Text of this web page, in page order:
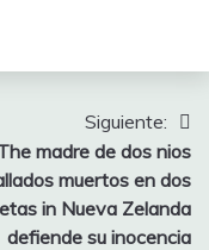
Siguiente:
madre de dos nios
muertos en dos
in Nueva Zelanda
defiende su inocencia